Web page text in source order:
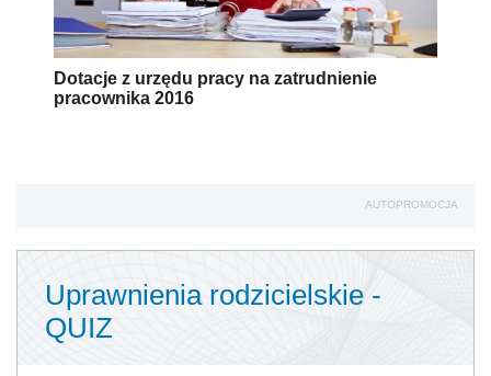
Dotacje z urzędu pracy na zatrudnienie
pracownika 2016
AUTOPROMOCJA
Uprawnienia rodzicielskie -
QUIZ